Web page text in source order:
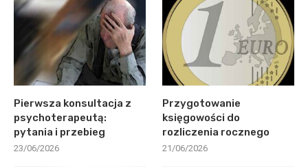
Pierwsza konsultacja z
psychoterapeutą:
pytania i przebieg
23/06/2026
Przygotowanie
księgowości do
rozliczenia rocznego
21/06/2026